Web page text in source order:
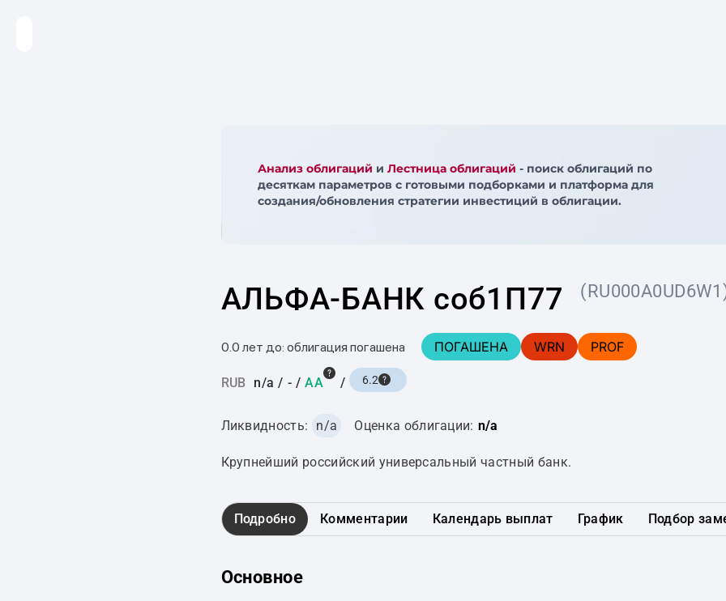
Анализ облигаций и Лестница облигаций - поиск облигаций по
десяткам параметров с готовыми подборками и платформа для
создания/обновления стратегии инвестиций в облигации.
АЛЬФА-БАНК соб1П77
0.0 лет до: облигация погашена ПОГАШЕНА WRN PROF
RUB n/a / - / AA / 6.2
Ликвидность: n/a Оценка облигации: n/a
Крупнейший российский универсальный частный банк.
Подробно Комментарии Календарь выплат График Подбор
Основное